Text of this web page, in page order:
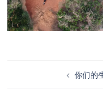
navigation
你们的